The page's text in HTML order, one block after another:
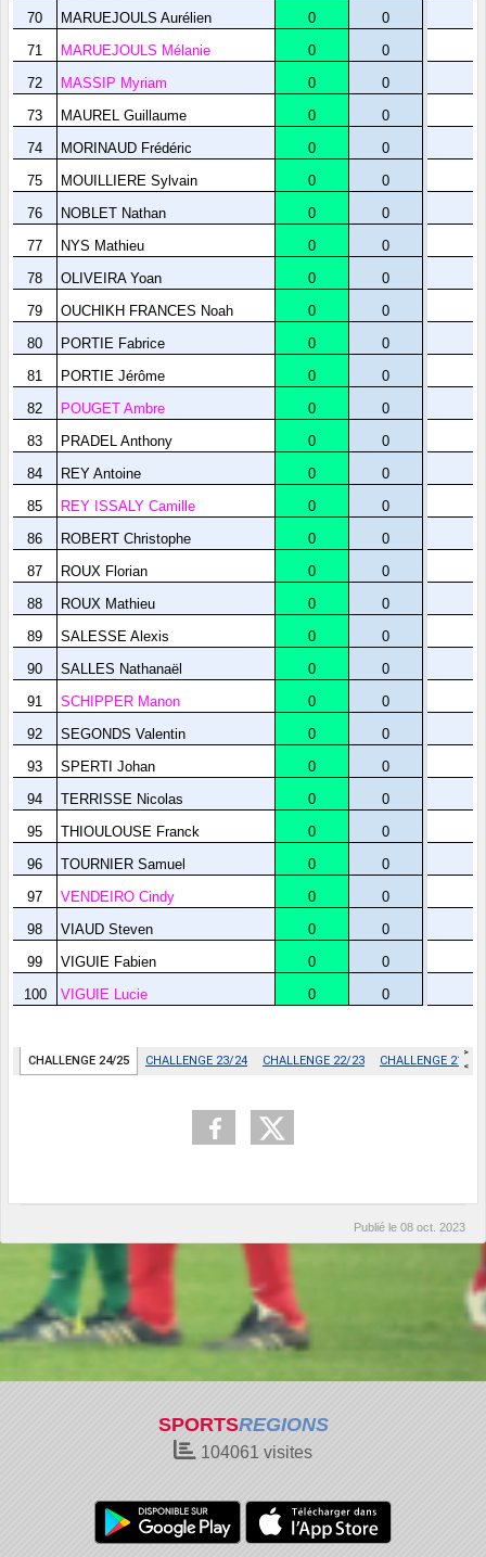
Publié le 08 oct. 2023
SPORTSREGIONS
104061 visites